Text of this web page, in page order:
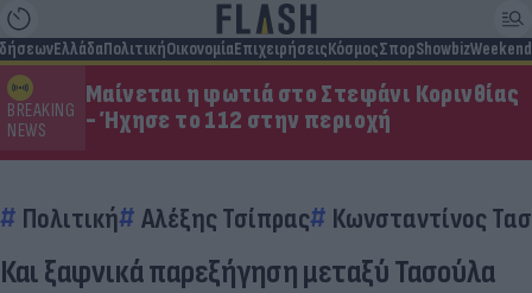
ΕλλάδαΠολιτικήΟικονομίαΕπιχειρήσειςΚόσμοςΣπορShowbizWeekend
BREAKING
NEWS
Μαίνεται η φωτιά στο Στεφάνι Κορινθίας
- Ήχησε το 112 στην περιοχή
Πολιτική Αλέξης Τσίπρας Κωνσταντίνος
Και ξαφνικά παρεξήγηση μεταξύ Τασούλα